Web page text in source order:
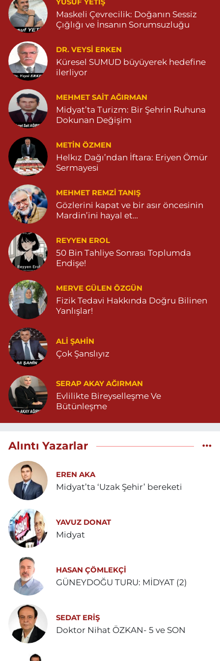
YUSUF YETİŞ
Maskeli Çevrecilik: Doğanın Sessiz
Çığlığı ve İnsanın Sorumsuzluğu
DR. VEYSI ERKEN
Küresel SUMUD büyüyerek hedefine
ilerliyor
MEHMET SAIT AĞIRMAN
Midyat’ta Turizm: Bir Şehrin Ruhuna
Dokunan Değişim
METIN ÖZMEN
Helkız Dağı’ndan İftara: Eriyen Ömür
Sermayesi
MEHMET REMZI TANIŞ
Gözlerini kapat ve bir asır öncesinin
Mardin’ini hayal et…
REYYEN EROL
50 Bin Tahliye Sonrası Toplumda
Endişe!
MERVE GÜLEN ÖZGÜN
Fizik Tedavi Hakkında Doğru Bilinen
Yanlışlar!
ALI ŞAHİN
Çok Şanslıyız
SERAP AKAY AĞIRMAN
Evlilikte Bireyselleşme Ve
Bütünleşme
Alıntı Yazarlar
EREN AKA
Midyat’ta ‘Uzak Şehir’ bereketi
YAVUZ DONAT
Midyat
HASAN ÇÖMLEKÇİ
GÜNEYDOĞU TURU: MİDYAT (2)
SEDAT ERİŞ
Doktor Nihat ÖZKAN- 5 ve SON